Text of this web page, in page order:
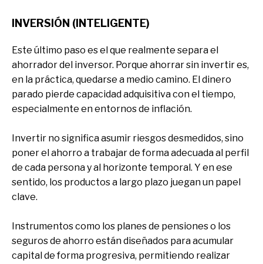
INVERSIÓN (INTELIGENTE)
Este último paso es el que realmente separa el
ahorrador del inversor. Porque ahorrar sin invertir es,
en la práctica, quedarse a medio camino. El dinero
parado pierde capacidad adquisitiva con el tiempo,
especialmente en entornos de inflación.
Invertir no significa asumir riesgos desmedidos, sino
poner el ahorro a trabajar de forma adecuada al perfil
de cada persona y al horizonte temporal. Y en ese
sentido, los productos a largo plazo juegan un papel
clave.
Instrumentos como los planes de pensiones o los
seguros de ahorro están diseñados para acumular
capital de forma progresiva, permitiendo realizar